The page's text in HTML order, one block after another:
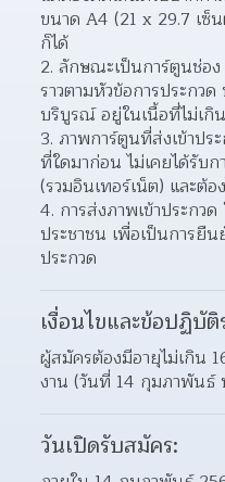
ขนาด A4 (21 x 29.7 เซ็
ก็ได้
2. ลักษณะเป็นการ์ตูนช่อง
ราวตามหัวข้อการประกว
บริบูรณ์ อยู่ในเนื้อที่ไม่เกิ
3. ภาพการ์ตูนที่ส่งเข้าปร
ที่ใดมาก่อน ไม่เคยได้รับ
(รวมอินเทอร์เน็ต) และต้
4. การส่งภาพเข้าประกว
ประชาชน เพื่อเป็นการยื
ประกวด
เงื่อนไขและข้อปฏิบั
ผู้สมัครต้องมีอายุไม่เกิน
งาน (วันที่ 14 กุมภาพันธ์
วันเปิดรับสมัคร: